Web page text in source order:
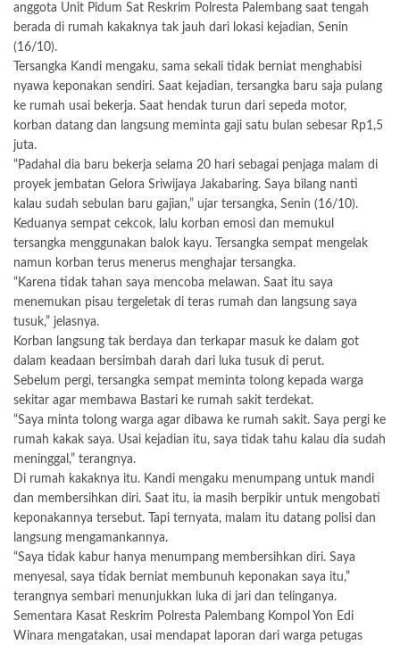
anggota Unit Pidum Sat Reskrim Polresta Palembang saat tengah
berada di rumah kakaknya tak jauh dari lokasi kejadian, Senin
(16/10).
Tersangka Kandi mengaku, sama sekali tidak berniat menghabisi
nyawa keponakan sendiri. Saat kejadian, tersangka baru saja pulang
ke rumah usai bekerja. Saat hendak turun dari sepeda motor,
korban datang dan langsung meminta gaji satu bulan sebesar Rp1,5
juta.
“Padahal dia baru bekerja selama 20 hari sebagai penjaga malam di
proyek jembatan Gelora Sriwijaya Jakabaring. Saya bilang nanti
kalau sudah sebulan baru gajian,” ujar tersangka, Senin (16/10).
Keduanya sempat cekcok, lalu korban emosi dan memukul
tersangka menggunakan balok kayu. Tersangka sempat mengelak
namun korban terus menerus menghajar tersangka.
“Karena tidak tahan saya mencoba melawan. Saat itu saya
menemukan pisau tergeletak di teras rumah dan langsung saya
tusuk,” jelasnya.
Korban langsung tak berdaya dan terkapar masuk ke dalam got
dalam keadaan bersimbah darah dari luka tusuk di perut.
Sebelum pergi, tersangka sempat meminta tolong kepada warga
sekitar agar membawa Bastari ke rumah sakit terdekat.
“Saya minta tolong warga agar dibawa ke rumah sakit. Saya pergi ke
rumah kakak saya. Usai kejadian itu, saya tidak tahu kalau dia sudah
meninggal,” terangnya.
Di rumah kakaknya itu. Kandi mengaku menumpang untuk mandi
dan membersihkan diri‎. Saat itu, ia masih berpikir untuk mengobati
keponakannya tersebut. Tapi ternyata, malam itu datang polisi dan
langsung mengamankannya.
“Saya tidak kabur hanya menumpang membersihkan diri. Saya
menyesal, saya tidak berniat membunuh keponakan saya itu,”
terangnya sembari menunjukkan luka di jari dan telinganya.
Sementara Kasat Reskrim Polresta Palembang Kompol Yon Edi
Winara mengatakan, usai mendapat laporan dari warga petugas